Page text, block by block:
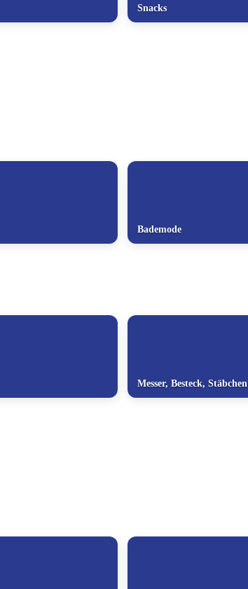
Snacks
Bademode
Messer, Besteck, Stäbchen